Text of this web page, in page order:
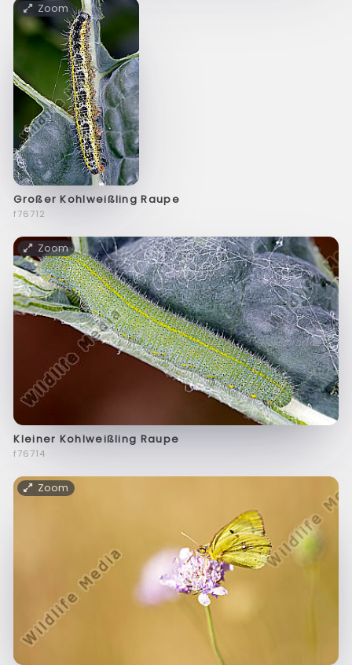
Zoom
Großer Kohlweißling Raupe
f76712
Zoom
Kleiner Kohlweißling Raupe
f76714
Zoom